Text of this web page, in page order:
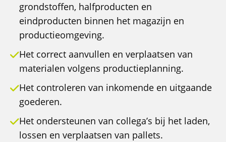
grondstoffen, halfproducten en
eindproducten binnen het magazijn en
productieomgeving.
Het correct aanvullen en verplaatsen van
materialen volgens productieplanning.
Het controleren van inkomende en uitgaande
goederen.
Het ondersteunen van collega’s bij het laden,
lossen en verplaatsen van pallets.